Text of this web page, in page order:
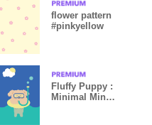
flower pattern
#pinkyellow
Fluffy Puppy :
Minimal Mint